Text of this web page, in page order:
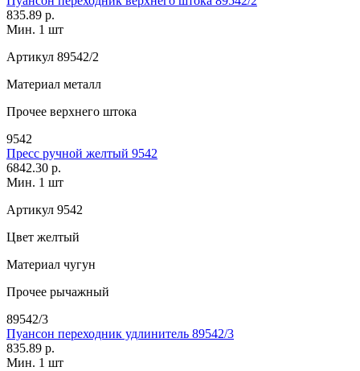
835.89 р.
Мин. 1 шт
Артикул 89542/2
Материал металл
Прочее верхнего штока
9542
Пресс ручной желтый 9542
6842.30 р.
Мин. 1 шт
Артикул 9542
Цвет желтый
Материал чугун
Прочее рычажный
89542/3
Пуансон переходник удлинитель 89542/3
835.89 р.
Мин. 1 шт